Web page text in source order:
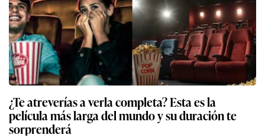
¿Te atreverías a verla completa? Esta es la
película más larga del mundo y su duración te
sorprenderá